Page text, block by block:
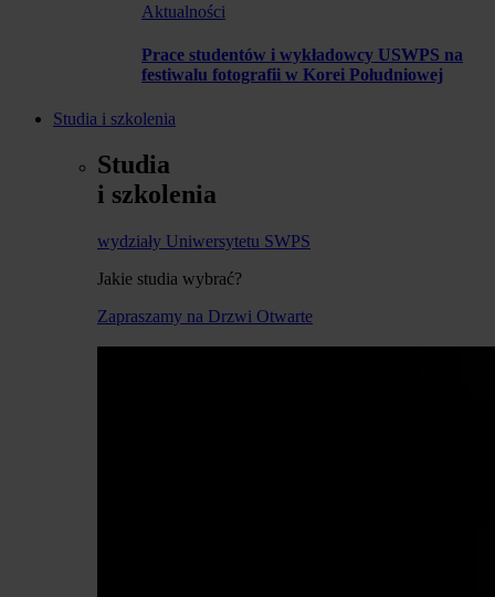
Aktualności
Prace studentów i wykładowcy USWPS na
festiwalu fotografii w Korei Południowej
Studia i szkolenia
Studia
i szkolenia
wydziały Uniwersytetu SWPS
Jakie studia wybrać?
Zapraszamy na Drzwi Otwarte